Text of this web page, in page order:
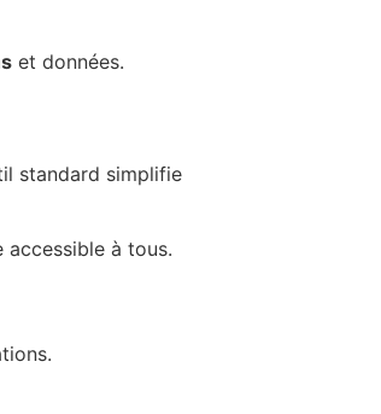
et données.
standard simplifie
accessible à tous.